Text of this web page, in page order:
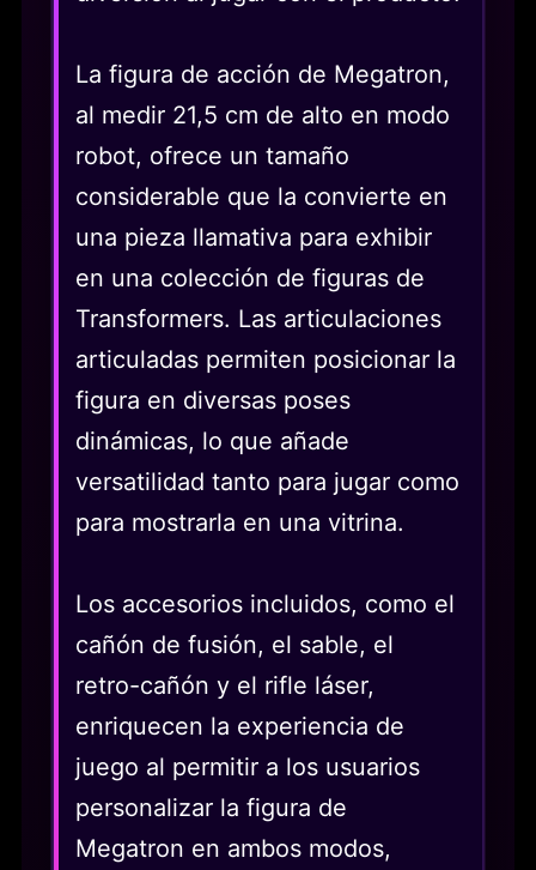
La figura de acción de Megatron,
al medir 21,5 cm de alto en modo
robot, ofrece un tamaño
considerable que la convierte en
una pieza llamativa para exhibir
en una colección de figuras de
Transformers. Las articulaciones
articuladas permiten posicionar la
figura en diversas poses
dinámicas, lo que añade
versatilidad tanto para jugar como
para mostrarla en una vitrina.
Los accesorios incluidos, como el
cañón de fusión, el sable, el
retro-cañón y el rifle láser,
enriquecen la experiencia de
juego al permitir a los usuarios
personalizar la figura de
Megatron en ambos modos,